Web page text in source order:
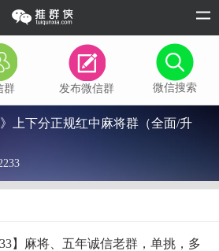
群 发布微信群 微信搜索
》上下分正规红中麻将群（全面/升
】麻将、五年诚信老群，单挑，多